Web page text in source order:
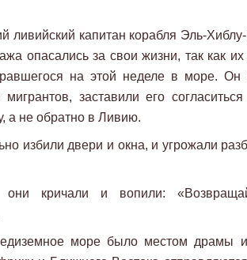
ливийский капитан корабля Эль-
опасались за свои жизни, так как
на этой неделе в море. Он
заставили его
а не обратно в Ливию.
избили двери и окна, и угрожали
кричали и вопили:
море было местом драмы и